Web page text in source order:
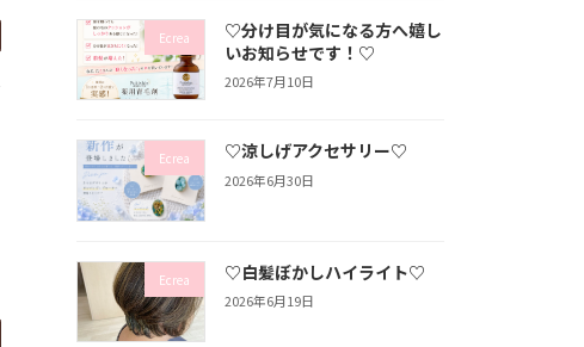
Ecrea
♡分け目が気になる方へ嬉し
いお知らせです！♡
2026年7月10日
Ecrea ♡涼しげアクセサリー♡
2026年6月30日
Ecrea ♡白髪ぼかしハイライト♡
2026年6月19日